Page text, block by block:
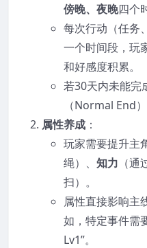
傍晚、夜晚四个
每次行动（任务
一个时间段，玩
和好感度积累。
若30天内未能完
（Normal End
属性养成 ：
玩家需要提升主
绳）、 知力 （通
扫）。
属性直接影响主
如，特定事件需
Lv1”。